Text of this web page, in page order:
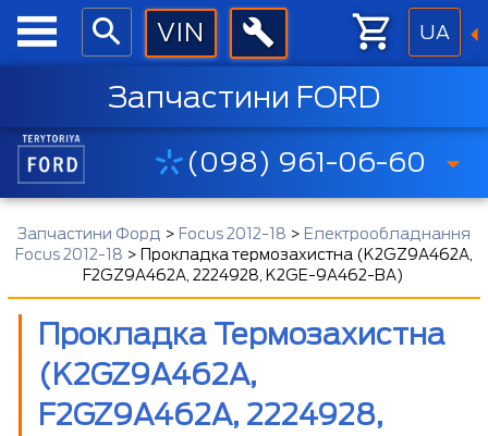
UA
Запчастини FORD
(098) 961-06-60
Запчастини Форд > Focus 2012-18 > Електрообладнання
Focus 2012-18 > Прокладка термозахистна (K2GZ9A462A,
F2GZ9A462A, 2224928, K2GE-9A462-BA)
Прокладка Термозахистна
(K2GZ9A462A,
F2GZ9A462A, 2224928,